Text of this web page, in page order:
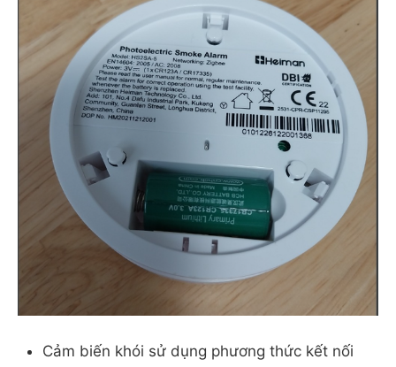
Cảm biến khói sử dụng phương thức kết nối